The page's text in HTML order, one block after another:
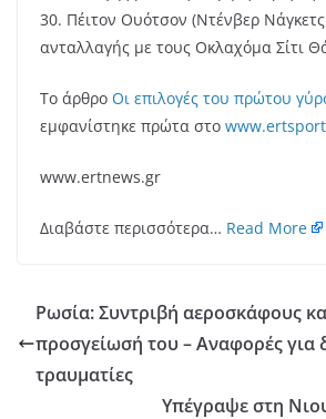
30. Πέιτον Ουότσον (Ντένβερ
ανταλλαγής με τους Οκλαχόμα Σίτι
Το άρθρο Οι επιλογές του πρώτου
εμφανίστηκε πρώτα στο
www.ertnews.gr
Διαβάστε περισσότερα… Read More
Ρωσία: Συντριβή αεροσκάφους
προσγείωσή του – Αναφορές για
τραυματίες
Υπέγραψε στη